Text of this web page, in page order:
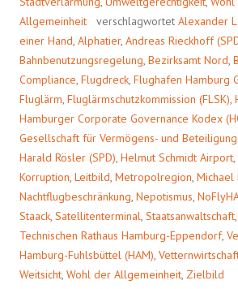
Allgemeinheit
verschlagwortet Alexander
einer Hand Alphatier, Andreas Rieckhoff
Bahnbenutzungsregelung Bezirksamt Nord
Compliance Flugdreck Flughafen Hamburg
Fluglärm Fluglärmschutzkommission (FLSK)
Hamburger Corporate Governance Kodex
Gesellschaft für Vermögens- und
Harald Rösler (SPD) Helmut Schmidt Airport
Korruption Leitbild Metropolregion Michael
Nachtflugbeschränkung Nepotismus
Staack Satellitenterminal Staatsanwaltschaft
Technischen Rathaus Hamburg-Eppendorf,
Hamburg-Fuhlsbüttel (HAM)
Weitsicht Wohl der Allgemeinheit Zielbild